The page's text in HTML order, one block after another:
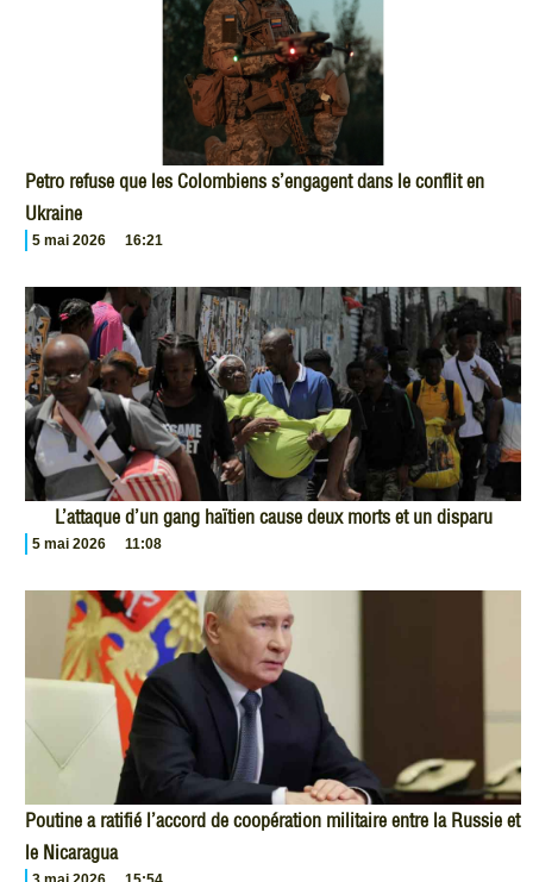
Petro refuse que les Colombiens s’engagent dans le conflit en
Ukraine
5 mai 2026 16:21
L’attaque d’un gang haïtien cause deux morts et un disparu
5 mai 2026 11:08
Poutine a ratifié l’accord de coopération militaire entre la Russie et
le Nicaragua